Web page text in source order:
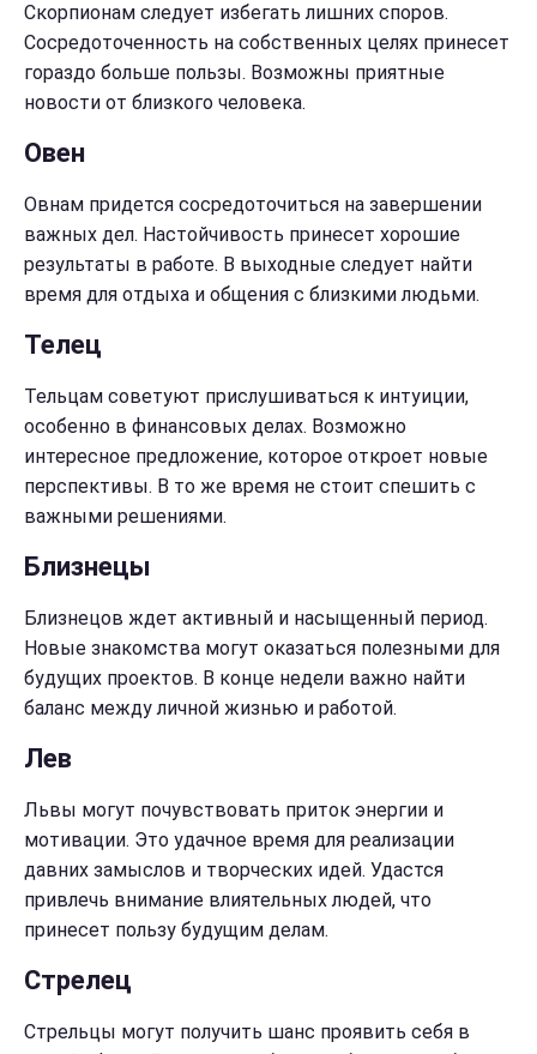
Скорпионам следует избегать лишних споров.
Сосредоточенность на собственных целях принесет
гораздо больше пользы. Возможны приятные
новости от близкого человека.
Овен
Овнам придется сосредоточиться на завершении
важных дел. Настойчивость принесет хорошие
результаты в работе. В выходные следует найти
время для отдыха и общения с близкими людьми.
Телец
Тельцам советуют прислушиваться к интуиции,
особенно в финансовых делах. Возможно
интересное предложение, которое откроет новые
перспективы. В то же время не стоит спешить с
важными решениями.
Близнецы
Близнецов ждет активный и насыщенный период.
Новые знакомства могут оказаться полезными для
будущих проектов. В конце недели важно найти
баланс между личной жизнью и работой.
Лев
Львы могут почувствовать приток энергии и
мотивации. Это удачное время для реализации
давних замыслов и творческих идей. Удастся
привлечь внимание влиятельных людей, что
принесет пользу будущим делам.
Стрелец
Стрельцы могут получить шанс проявить себя в